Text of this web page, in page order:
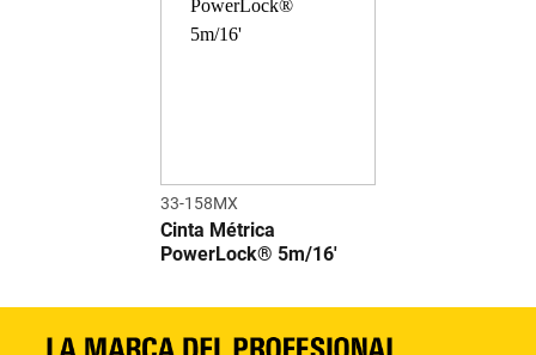
33-158MX
Cinta Métrica
PowerLock® 5m/16'